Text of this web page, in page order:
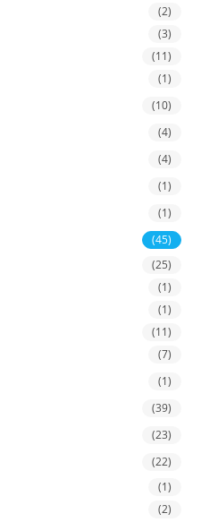
(2)
(3)
(11)
(1)
(10)
(4)
(4)
(1)
(1)
(45)
(25)
(1)
(1)
(11)
(7)
(1)
(39)
(23)
(22)
(1)
(2)